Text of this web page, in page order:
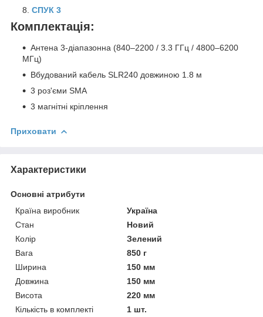
СПУК 3
Комплектація:
Антена 3-діапазонна (840–2200 / 3.3 ГГц / 4800–6200
МГц)
Вбудований кабель SLR240 довжиною 1.8 м
3 роз'єми SMA
3 магнітні кріплення
Приховати
Характеристики
Основні атрибути
Країна виробник
Україна
Стан
Новий
Колір
Зелений
Вага
850 г
Ширина
150 мм
Довжина
150 мм
Висота
220 мм
Кількість в комплекті
1 шт.